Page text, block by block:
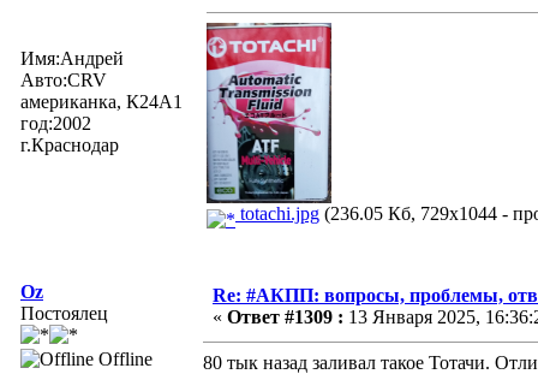
Имя:Андрей
Авто:CRV
американка, К24А1
год:2002
г.Краснодар
totachi.jpg (236.05 Кб, 729x1044 -
Oz
Постоялец
Offline
Re: #АКПП: вопросы, проблемы,
« Ответ #1309 : 13 Января 2025,
80 тык назад заливал такое Тотачи.